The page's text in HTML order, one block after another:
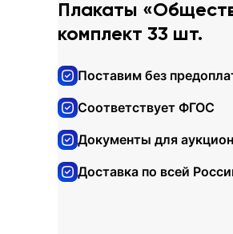
Плакаты
комплект 33 шт.
Поставим без
Соответствует ФГОС
Документы для
Доставка по всей